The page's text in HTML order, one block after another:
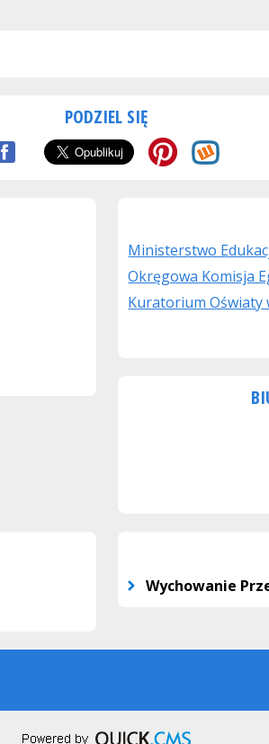
PODZIEL SIĘ
Ministerstwo
Okręgowa Komisja
Kuratorium Oświaty
Wychowanie